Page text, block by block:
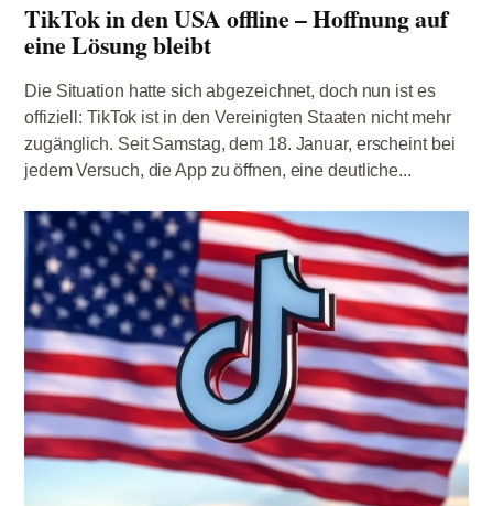
TikTok in den USA offline – Hoffnung auf
eine Lösung bleibt
Die Situation hatte sich abgezeichnet, doch nun ist es
offiziell: TikTok ist in den Vereinigten Staaten nicht mehr
zugänglich. Seit Samstag, dem 18. Januar, erscheint bei
jedem Versuch, die App zu öffnen, eine deutliche...